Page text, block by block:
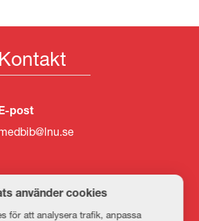
Kontakt
post
använder cookies
för att analysera trafik, anpassa